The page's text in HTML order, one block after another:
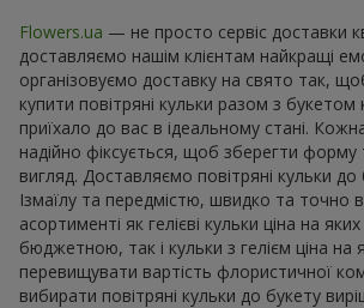
Flowers.ua — не просто сервіс доставки
доставляємо нашім клієнтам найкращі
організовуємо доставку на свято так,
купити повітряні кульки разом з букетом
приїхало до вас в ідеальному стані.
надійно фіксується, щоб зберегти форму
вигляд. Доставляємо повітряні кульки
Ізмаїлу та передмістю, швидко та точно
асортименті як гелієві кульки ціна на
бюджетною, так і кульки з гелієм ціна на
перевищувати вартість флористичної
вибирати повітряні кульки до букету